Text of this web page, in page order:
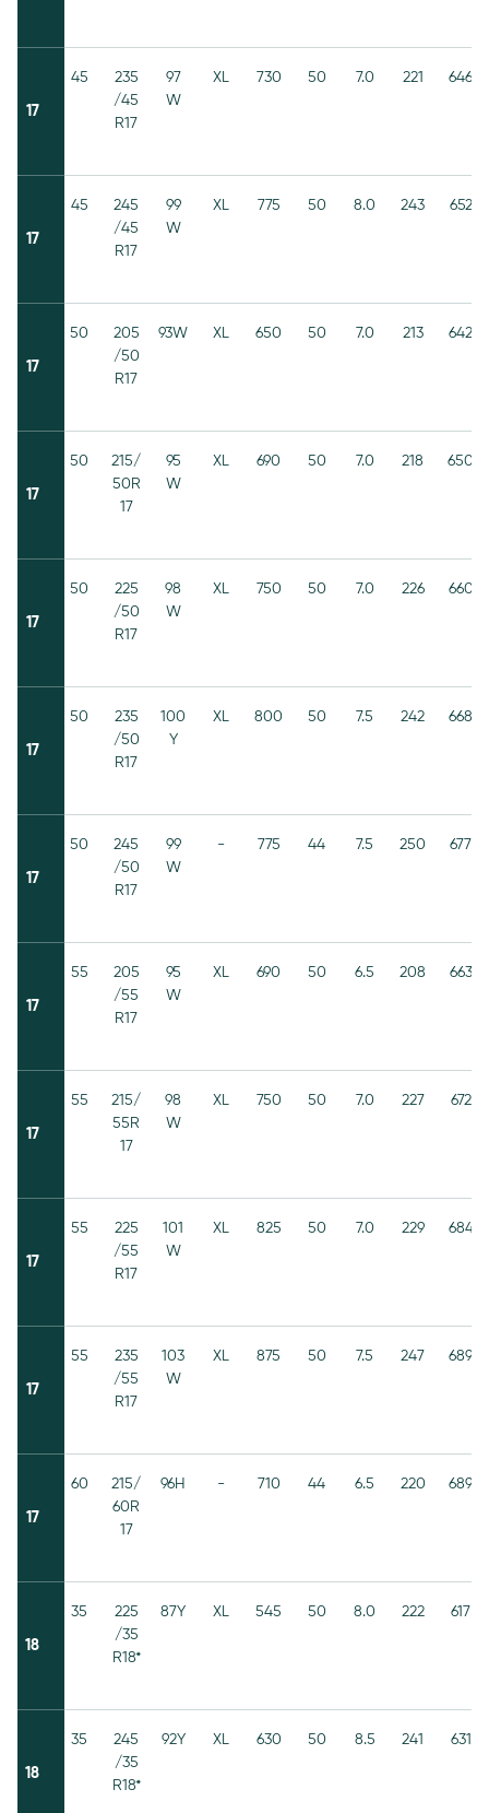
17
45
235
/45
R17
97
W
XL 730 50 7.0 221 646
17
45
245
/45
R17
99
W
XL 775 50 8.0 243 652
17
50
205
/50
R17
93W XL 650 50 7.0 213 642
17
50
215/
50R
17
95
W
XL 690 50 7.0 218 650
17
50
225
/50
R17
98
W
XL 750 50 7.0 226 660
17
50
235
/50
R17
100
Y
XL 800 50 7.5 242 668
17
50
245
/50
R17
99
W
- 775 44 7.5 250 677
17
55
205
/55
R17
95
W
XL 690 50 6.5 208 663
17
55
215/
55R
17
98
W
XL 750 50 7.0 227 672
17
55
225
/55
R17
101
W
XL 825 50 7.0 229 684
17
55
235
/55
R17
103
W
XL 875 50 7.5 247 689
17
60
215/
60R
17
96H - 710 44 6.5 220 689
18
35
225
/35
R18*
87Y XL 545 50 8.0 222 617
18
35
245
/35
R18*
92Y XL 630 50 8.5 241 631